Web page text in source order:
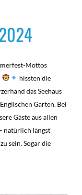
Mottos
hissten die
das Seehaus
Garten. Bei
Gäste aus allen
natürlich längst
sein. Sogar die